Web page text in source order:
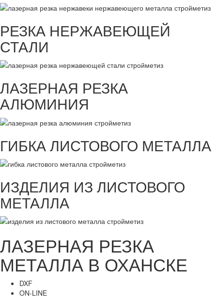
РЕЗКА НЕРЖАВЕЮЩЕЙ
СТАЛИ
ЛАЗЕРНАЯ РЕЗКА
АЛЮМИНИЯ
ГИБКА ЛИСТОВОГО МЕТАЛЛА
ИЗДЕЛИЯ ИЗ ЛИСТОВОГО
МЕТАЛЛА
ЛАЗЕРНАЯ РЕЗКА
МЕТАЛЛА В ОХАНСКЕ
DXF
ON-LINE